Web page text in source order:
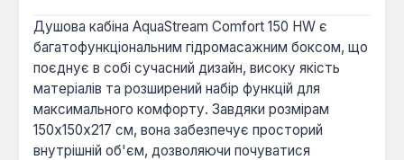
Душова кабіна AquaStream Comfort 150 HW є
багатофункціональним гідромасажним боксом, що
поєднує в собі сучасний дизайн, високу якість
матеріалів та розширений набір функцій для
максимального комфорту. Завдяки розмірам
150х150х217 см, вона забезпечує просторий
внутрішній об'єм, дозволяючи почуватися